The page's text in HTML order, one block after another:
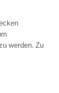
werden. Zu